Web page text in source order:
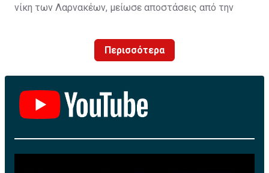
νίκη των Λαρνακέων, μείωσε αποστάσεις από την
Περισσότερα